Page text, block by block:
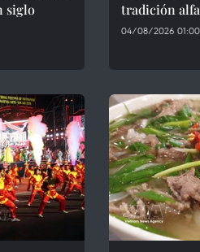
siglo
tradición
04/08/2026 01:00